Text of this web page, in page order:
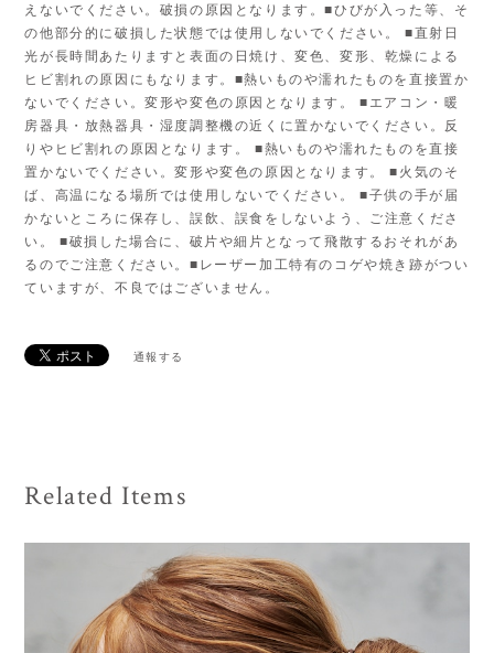
えないでください。破損の原因となります。■ひびが入った等、そ
の他部分的に破損した状態では使用しないでください。 ■直射日
光が長時間あたりますと表面の日焼け、変色、変形、乾燥による
ヒビ割れの原因にもなります。■熱いものや濡れたものを直接置か
ないでください。変形や変色の原因となります。 ■エアコン・暖
房器具・放熱器具・湿度調整機の近くに置かないでください。反
りやヒビ割れの原因となります。 ■熱いものや濡れたものを直接
置かないでください。変形や変色の原因となります。 ■火気のそ
ば、高温になる場所では使用しないでください。 ■子供の手が届
かないところに保存し、誤飲、誤食をしないよう、ご注意くださ
い。 ■破損した場合に、破片や細片となって飛散するおそれがあ
るのでご注意ください。■レーザー加工特有のコゲや焼き跡がつい
ていますが、不良ではございません。
通報する
Related Items